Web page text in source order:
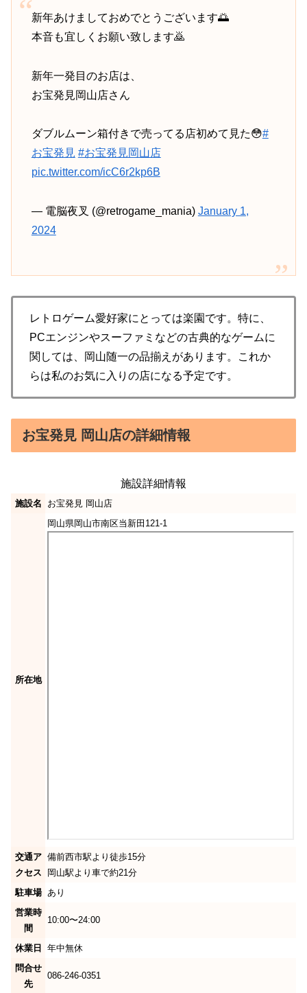
新年あけましておめでとうございます🌅
本音も宜しくお願い致します🙇
新年一発目のお店は、
お宝発見岡山店さん
ダブルムーン箱付きで売ってる店初めて見た😳#
お宝発見 #お宝発見岡山店
pic.twitter.com/icC6r2kp6B
— 電脳夜叉 (@retrogame_mania) January 1,
2024
レトロゲーム愛好家にとっては楽園です。特に、
PCエンジンやスーファミなどの古典的なゲームに
関しては、岡山随一の品揃えがあります。これか
らは私のお気に入りの店になる予定です。
お宝発見 岡山店の詳細情報
施設詳細情報
施設名 お宝発見 岡山店
所在地
岡山県岡山市南区当新田121-1
交通ア
クセス
備前西市駅より徒歩15分
岡山駅より車で約21分
駐車場 あり
営業時
間
10:00〜24:00
休業日
年中無休
問合せ
先
086-246-0351